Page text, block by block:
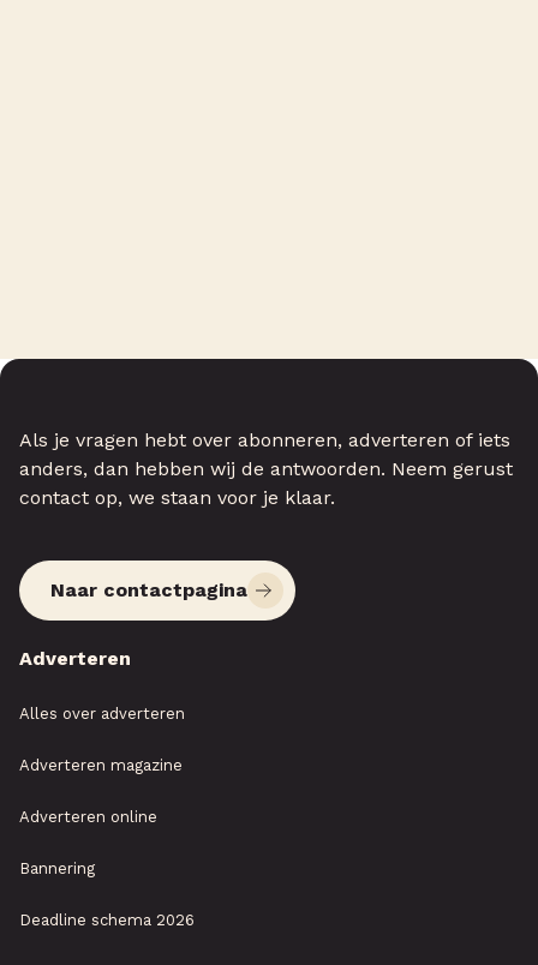
Als je vragen hebt over abonneren, adverteren of iets
anders, dan hebben wij de antwoorden. Neem gerust
contact op, we staan voor je klaar.
Naar contactpagina
Adverteren
Alles over adverteren
Adverteren magazine
Adverteren online
Bannering
Deadline schema 2026